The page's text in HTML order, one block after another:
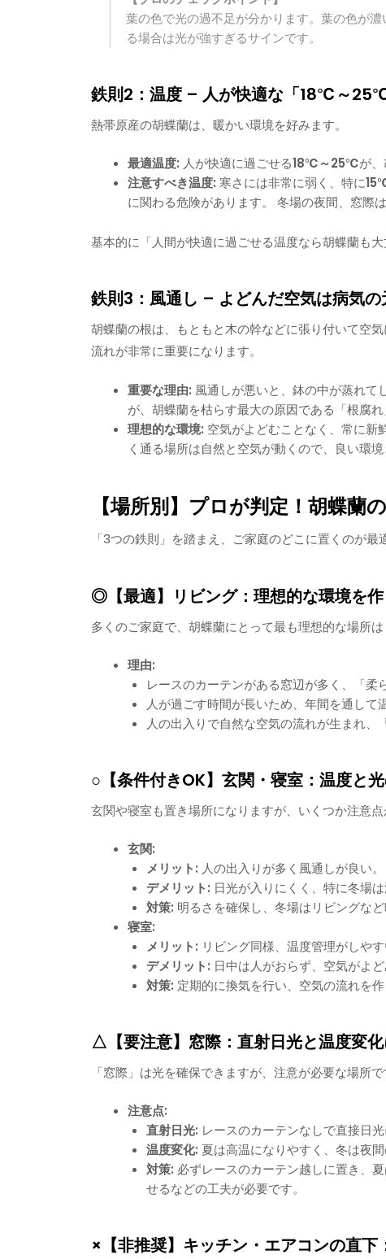
葉の色で光の過不足が分かります。葉の色が
る場合は光が強すぎるサインです。
鉄則2：温度 – 人が快適な「18℃～
熱帯原産の胡蝶蘭は、暖かい環境を好みます。
最適温度: 人が快適に過ごせる18℃～25℃が、
注意すべき温度: 寒さには非常に弱く、特に
に関わる危険があります。 冬場の夜間、窓際
基本的に「人間が快適に過ごせる温度なら胡蝶蘭も
鉄則3：風通し – よどんだ空気は病気の
胡蝶蘭の根は、もともと木の幹などに張り付いて空
流れが非常に重要になります。
重要な理由: 風通しが悪いと、鉢の中が蒸れて
が、胡蝶蘭を枯らす最大の原因である「根腐れ
理想的な環境: 空気がよどむことなく、常に新
く通る場所は自然と空気が動くので、良い環境
【場所別】プロが判定！胡蝶蘭
「3つの鉄則」を踏まえ、ご家庭のどこに置くのが最
◎【最適】リビング：理想的な環境を
多くのご家庭で、胡蝶蘭にとって最も理想的な場所は
理由:
レースのカーテンがある窓辺が多く、「柔
人が過ごす時間が長いため、年間を通し
人の出入りで自然な空気の流れが生まれ、
○【条件付きOK】玄関・寝室：温度と
玄関や寝室も置き場所になりますが、いくつか注意点
玄関:
メリット: 人の出入りが多く風通しが良い。
デメリット: 日光が入りにくく、特に冬場
対策: 明るさを確保し、冬場はリビングな
寝室:
メリット: リビング同様、温度管理がしやす
デメリット: 日中は人がおらず、空気がよ
対策: 定期的に換気を行い、空気の流れを作
△【要注意】窓際：直射日光と温度変
「窓際」は光を確保できますが、注意が必要な場所で
注意点:
直射日光: レースのカーテンなしで直接日
温度変化: 夏は高温になりやすく、冬は夜
対策: 必ずレースのカーテン越しに置き、
せるなどの工夫が必要です。
×【非推奨】キッチン・エアコンの直下